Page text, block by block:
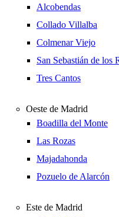
Alcobendas
Collado Villalba
Colmenar Viejo
San Sebastián de los
Tres Cantos
Oeste de Madrid
Boadilla del Monte
Las Rozas
Majadahonda
Pozuelo de Alarcón
Este de Madrid